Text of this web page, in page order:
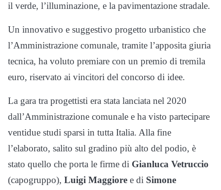
il verde, l’illuminazione, e la pavimentazione stradale.
Un innovativo e suggestivo progetto urbanistico che
l’Amministrazione comunale, tramite l’apposita giuria
tecnica, ha voluto premiare con un premio di tremila
euro, riservato ai vincitori del concorso di idee.
La gara tra progettisti era stata lanciata nel 2020
dall’Amministrazione comunale e ha visto partecipare
ventidue studi sparsi in tutta Italia. Alla fine
l’elaborato, salito sul gradino più alto del podio, è
stato quello che porta le firme di Gianluca Vetruccio
(capogruppo), Luigi Maggiore e di Simone